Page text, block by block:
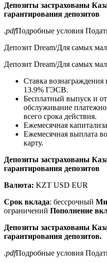
Депозиты застрахованы
гарантирования депозитов
.pdfПодробные условия
Депозит Dream/Для самых
Депозит Dream/Для самых
Ставка
13.9% ГЭСВ.
Бесплатный выпуск и
обслуживание
всего срока действия.
Ежемесячная
Ежемесячная выплата
карту.
Депозиты застрахованы
гарантирования депозитов
Валюта: KZT USD EUR
Срок вклада: бессрочный
ограничений Пополнение
Депозиты застрахованы
гарантирования депозитов.
.pdfПодробные условия